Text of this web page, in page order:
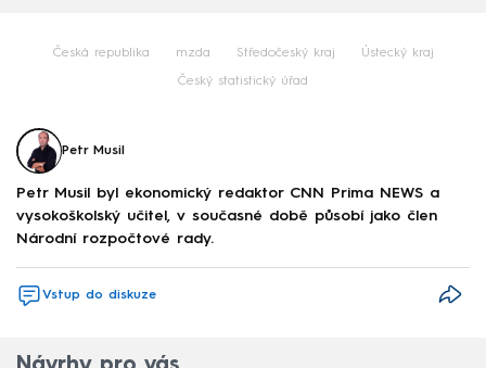
Česká republika mzda Středočeský kraj Ústecký kraj
Český statistický úřad
Petr Musil
Petr Musil byl ekonomický redaktor CNN Prima NEWS a
vysokoškolský učitel, v současné době působí jako člen
Národní rozpočtové rady.
Vstup do diskuze